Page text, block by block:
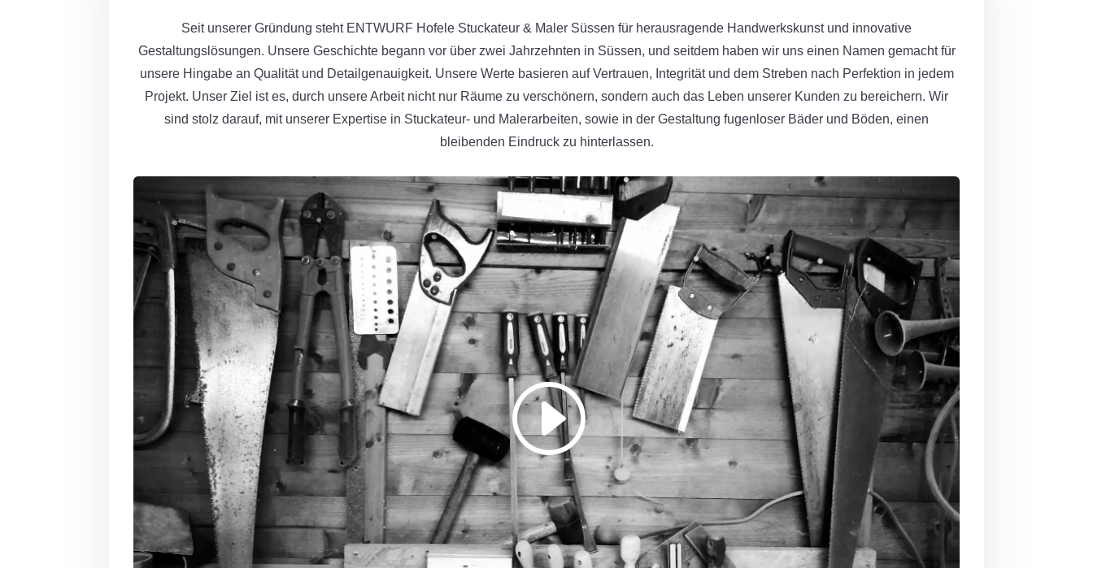
Seit unserer Gründung steht ENTWURF Hofele Stuckateur & Maler Süssen für herausragende Handwerkskunst und innovative
Gestaltungslösungen. Unsere Geschichte begann vor über zwei Jahrzehnten in Süssen, und seitdem haben wir uns einen Namen gemacht für
unsere Hingabe an Qualität und Detailgenauigkeit. Unsere Werte basieren auf Vertrauen, Integrität und dem Streben nach Perfektion in jedem
Projekt. Unser Ziel ist es, durch unsere Arbeit nicht nur Räume zu verschönern, sondern auch das Leben unserer Kunden zu bereichern. Wir
sind stolz darauf, mit unserer Expertise in Stuckateur- und Malerarbeiten, sowie in der Gestaltung fugenloser Bäder und Böden, einen
bleibenden Eindruck zu hinterlassen.
Mit dem Laden des Videos akzeptieren Sie die Datenschutzerklärung von YouTube.
Mehr erfahren
Video laden
YouTube immer entsperren